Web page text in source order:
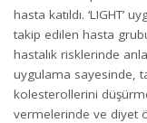
hasta katıldı. ‘LIGHT’
takip edilen hasta
hastalık risklerinde
uygulama sayesinde,
kolesterollerini
vermelerinde ve diyet